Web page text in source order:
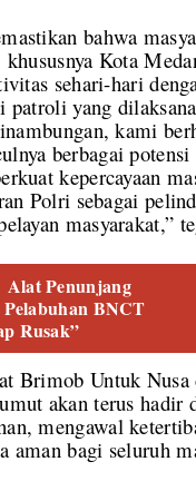
bahwa
Kota
sehari-hari
yang
kami
berbagai potensi
kepercayaan
Polri sebagai
masyarakat,”
Alat Penunjang
BNCT
Rusak”
Brimob Untuk Nusa
akan terus hadir
mengawal
aman bagi seluruh